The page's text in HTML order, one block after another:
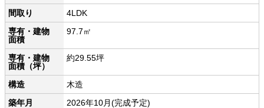
間取り
4LDK
専有・建物
面積
97.7㎡
専有・建物
面積（坪）
約29.55坪
構造
木造
築年月
2026年10月(完成予定)